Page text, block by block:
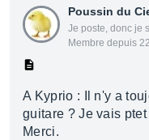
Poussin du
Je poste, donc je
Membre depuis
A Kyprio : Il n'y a
guitare ? Je vais
Merci.